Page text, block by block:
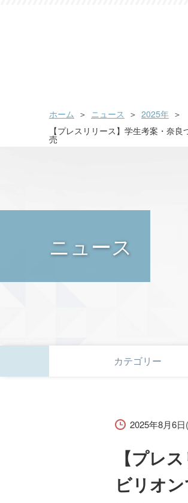
ホーム ニュース
2025年
【プレスリリース】学生考案・奈
売
ニュース
カテゴリー
2025年8月6日
【プレ
ビリオ